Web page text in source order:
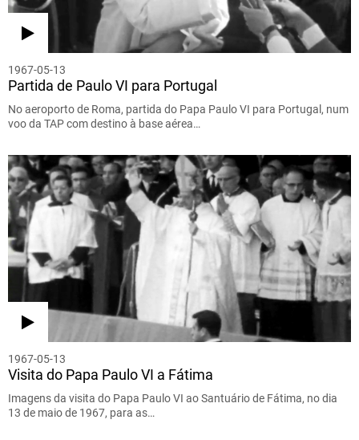
1967-05-13
Partida de Paulo VI para Portugal
No aeroporto de Roma, partida do Papa Paulo VI para Portugal, num
voo da TAP com destino à base aérea…
1967-05-13
Visita do Papa Paulo VI a Fátima
Imagens da visita do Papa Paulo VI ao Santuário de Fátima, no dia
13 de maio de 1967, para as…